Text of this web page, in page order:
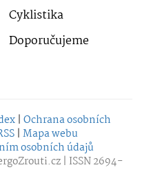
Cyklistika
Doporučujeme
| Ochrana osobních
| Mapa webu
osobních údajů
| ISSN 2694-